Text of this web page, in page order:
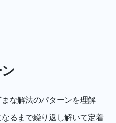
な解法のパターンを理解
るまで繰り返し解いて定着